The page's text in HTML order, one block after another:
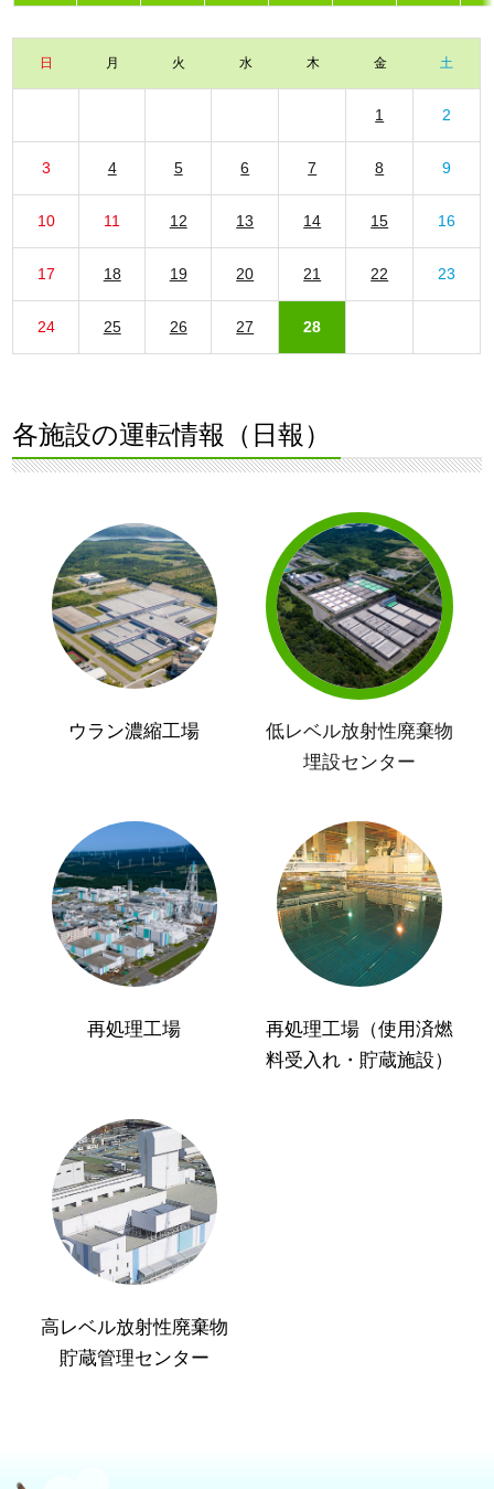
日 月 火 水 木 金 土
1 2
3 4 5 6 7 8 9
10 11 12 13 14 15 16
17 18 19 20 21 22 23
24 25 26 27 28
各施設の運転情報（日報）
ウラン濃縮工場
低レベル放射性廃棄物
埋設センター
再処理工場
再処理工場（使用済燃
料受入れ・貯蔵施設）
高レベル放射性廃棄物
貯蔵管理センター